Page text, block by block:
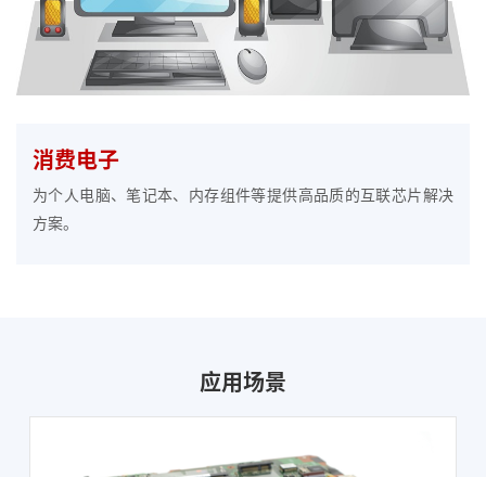
消费电子
为个人电脑、笔记本、内存组件等提供高品质的互联芯片解决
方案。
应用场景